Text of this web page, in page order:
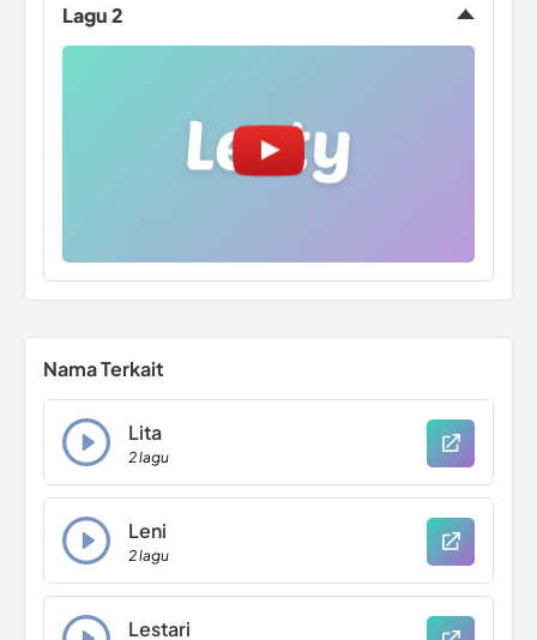
Lagu 2
Nama Terkait
Lita
2 lagu
Leni
2 lagu
Lestari